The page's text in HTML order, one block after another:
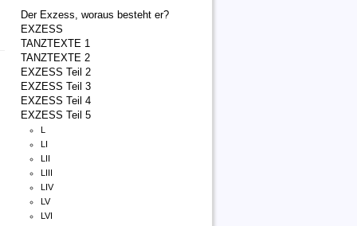
Der Exzess, woraus besteht er?
EXZESS
TANZTEXTE 1
TANZTEXTE 2
EXZESS Teil 2
EXZESS Teil 3
EXZESS Teil 4
EXZESS Teil 5
L
LI
LII
LIII
LIV
LV
LVI